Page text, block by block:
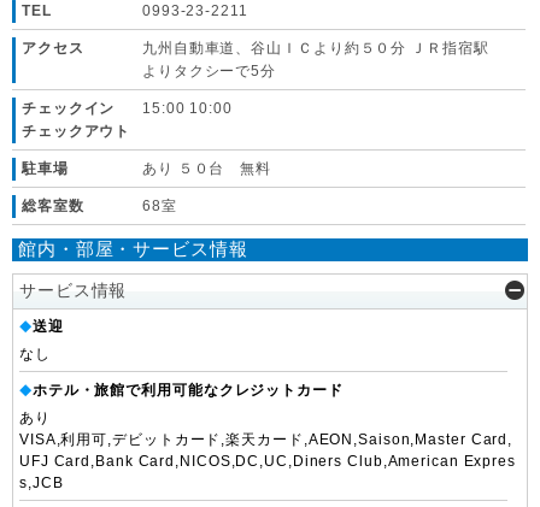
TEL 0993-23-2211
アクセス
九州自動車道、谷山ＩＣより約５０分 ＪＲ指宿駅
よりタクシーで5分
チェックイン
チェックアウト
15:00 10:00
駐車場 あり ５０台 無料
総客室数 68室
館内・部屋・サービス情報
サービス情報
◆送迎
なし
◆ホテル・旅館で利用可能なクレジットカード
あり
VISA,利用可,デビットカード,楽天カード,AEON,Saison,Master Card,
UFJ Card,Bank Card,NICOS,DC,UC,Diners Club,American Expres
s,JCB